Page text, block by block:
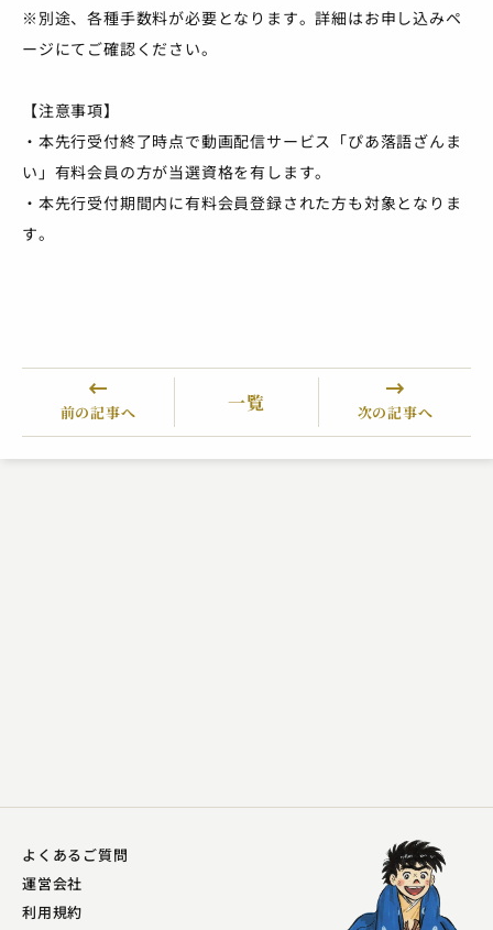
※別途、各種手数料が必要となります。詳細はお申し込みペ
ージにてご確認ください。
【注意事項】
・本先行受付終了時点で動画配信サービス「ぴあ落語ざんま
い」有料会員の方が当選資格を有します。
・本先行受付期間内に有料会員登録された方も対象となりま
す。
前の記事へ 一覧 次の記事へ
よくあるご質問
運営会社
利用規約